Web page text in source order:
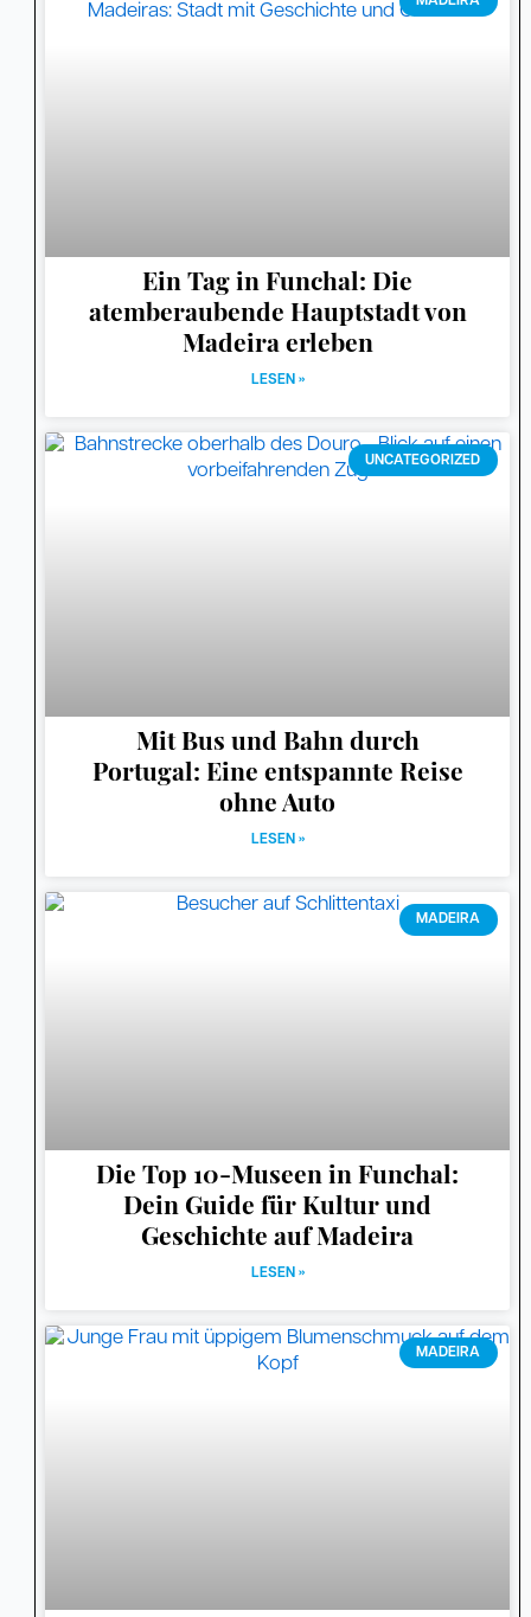
Ein Tag in Funchal: Die
atemberaubende Hauptstadt von
Madeira erleben
LESEN »
UNCATEGORIZED
Mit Bus und Bahn durch
Portugal: Eine entspannte Reise
ohne Auto
LESEN »
MADEIRA
Die Top 10-Museen in Funchal:
Dein Guide für Kultur und
Geschichte auf Madeira
LESEN »
MADEIRA